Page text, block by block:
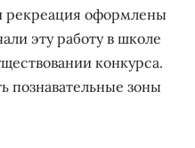
рекреация оформлены
эту работу в школе
конкурса.
познавательные зоны